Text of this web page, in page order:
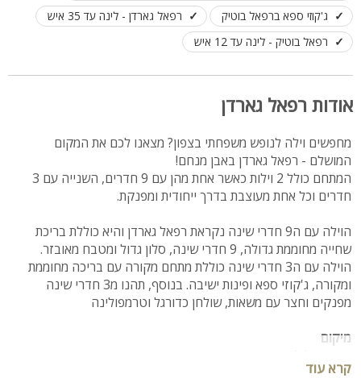
ג'קוזי ספא ברפאל בוטיק
רפאל גארדן - לינה עד 35 איש
רפאל בוטיק - לינה עד 12 איש
אודות רפאל גארדן
מחפשים וילה לנופש משפחתי בצפון? מצאנו לכם את המקום
המושלם - רפאל גארדן באבן מנחם!
המתחם כולל 2 וילות כאשר אחת מהן עם 9 חדרים, השנייה עם 3
חדרים וכל אחת מעוצבת בדרך ייחודית ומפנקת.
הוילה עם ה9 חדרי שינה נקראת רפאל גארדן והיא כוללת בריכת
שחייה מחוממת גדולה, 9 חדרי שינה, סלון גדול ומטבח מאובזר.
הוילה עם ה3 חדרי שינה כוללת מתחם מקורה עם בריכה מחוממת
ומקורה, ג'קוזי ספא ופינות ישיבה. בנוסף, תהנו מ3 חדרי שינה
מפנקים וחצר עם משאות, שולחן כדורגל וטרמפולינה
מיקום
קרא עוד